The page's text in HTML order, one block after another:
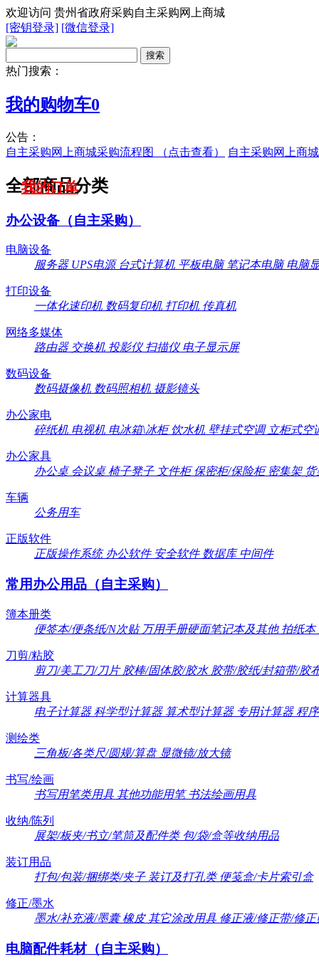
欢迎访问 贵州省政府采购自主采购网上商城
[密钥登录] [微信登录]
热门搜索：
我的购物车0
公告：
自主采购网上商城采购流程图 （点击查看）
自主采购网上商
全部商品分类
办公设备（自主采购）
电脑设备
服务器 UPS电源 台式计算机 平板电脑笔记本电脑电脑
打印设备
一体化速印机 数码复印机 打印机 传真机
网络多媒体
路由器 交换机 投影仪扫描仪电子显示屏
数码设备
数码摄像机 数码照相机 摄影镜头
办公家电
碎纸机 电视机 电冰箱\冰柜饮水机 壁挂式空调 立柜式空
办公家具
办公桌 会议桌椅子凳子 文件柜保密柜/保险柜密集架
车辆
公务用车
正版软件
正版操作系统 办公软件 安全软件 数据库中间件
常用办公用品（自主采购）
簿本册类
便签本/便条纸/N次贴 万用手册硬面笔记本及其他 拍纸本
刀剪/粘胶
剪刀/美工刀/刀片 胶棒/固体胶/胶水 胶带/胶纸/封箱带/胶
计算器具
电子计算器科学型计算器算术型计算器 专用计算器程
测绘类
三角板/各类尺/圆规/算盘 显微镜/放大镜
书写/绘画
书写用笔类用具 其他功能用笔书法绘画用具
收纳/陈列
展架/板夹/书立/笔筒及配件类包/袋/盒等收纳用品
装订用品
打包/包装/捆绑类/夹子 装订及打孔类便笺盒/卡片索引盒
修正/墨水
墨水/补充液/墨囊橡皮 其它涂改用具 修正液/修正带/修正
电脑配件耗材（自主采购）
我的订单